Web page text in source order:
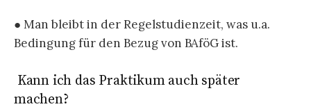
● Man bleibt in der Regelstudienzeit, was u.a.
Bedingung für den Bezug von BAföG ist.
Kann ich das Praktikum auch später
machen?